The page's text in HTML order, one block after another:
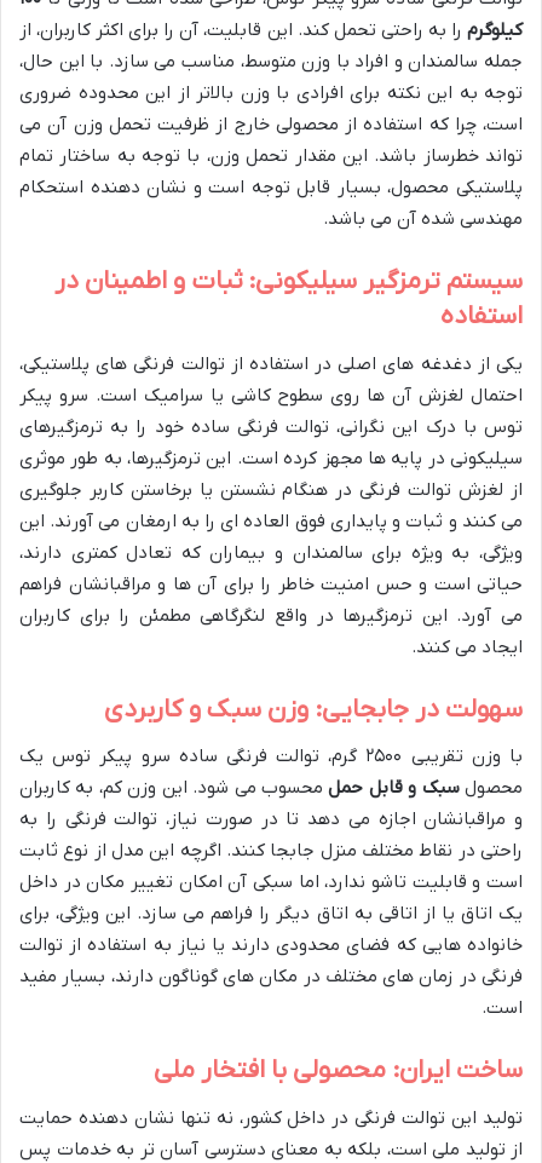
کیلوگرم را به راحتی تحمل کند. این قابلیت، آن را برای اکثر کاربران، از
جمله سالمندان و افراد با وزن متوسط، مناسب می سازد. با این حال،
توجه به این نکته برای افرادی با وزن بالاتر از این محدوده ضروری
است، چرا که استفاده از محصولی خارج از ظرفیت تحمل وزن آن می
تواند خطرساز باشد. این مقدار تحمل وزن، با توجه به ساختار تمام
پلاستیکی محصول، بسیار قابل توجه است و نشان دهنده استحکام
مهندسی شده آن می باشد.
سیستم ترمزگیر سیلیکونی: ثبات و اطمینان در
استفاده
یکی از دغدغه های اصلی در استفاده از توالت فرنگی های پلاستیکی،
احتمال لغزش آن ها روی سطوح کاشی یا سرامیک است. سرو پیکر
توس با درک این نگرانی، توالت فرنگی ساده خود را به ترمزگیرهای
سیلیکونی در پایه ها مجهز کرده است. این ترمزگیرها، به طور موثری
از لغزش توالت فرنگی در هنگام نشستن یا برخاستن کاربر جلوگیری
می کنند و ثبات و پایداری فوق العاده ای را به ارمغان می آورند. این
ویژگی، به ویژه برای سالمندان و بیماران که تعادل کمتری دارند،
حیاتی است و حس امنیت خاطر را برای آن ها و مراقبانشان فراهم
می آورد. این ترمزگیرها در واقع لنگرگاهی مطمئن را برای کاربران
ایجاد می کنند.
سهولت در جابجایی: وزن سبک و کاربردی
با وزن تقریبی ۲۵۰۰ گرم، توالت فرنگی ساده سرو پیکر توس یک
محصولسبک و قابل حملمحسوب می شود. این وزن کم، به کاربران
و مراقبانشان اجازه می دهد تا در صورت نیاز، توالت فرنگی را به
راحتی در نقاط مختلف منزل جابجا کنند. اگرچه این مدل از نوع ثابت
است و قابلیت تاشو ندارد، اما سبکی آن امکان تغییر مکان در داخل
یک اتاق یا از اتاقی به اتاق دیگر را فراهم می سازد. این ویژگی، برای
خانواده هایی که فضای محدودی دارند یا نیاز به استفاده از توالت
فرنگی در زمان های مختلف در مکان های گوناگون دارند، بسیار مفید
است.
ساخت ایران: محصولی با افتخار ملی
تولید این توالت فرنگی در داخل کشور، نه تنها نشان دهنده حمایت
از تولید ملی است، بلکه به معنای دسترسی آسان تر به خدمات پس